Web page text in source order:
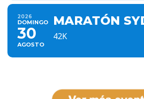
2026
DOMINGO
30
AGOSTO
MARATÓN
42K